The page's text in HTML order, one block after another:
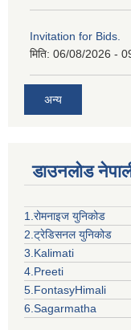
Invitation for Bids.
मिति: 06/08/2026 -
अन्य
डाउनलोड
1.रोमनाइज युनिकोड
2.ट्रेडिसनल युनिकोड
3.Kalimati
4.Preeti
5.FontasyHimali
6.Sagarmatha